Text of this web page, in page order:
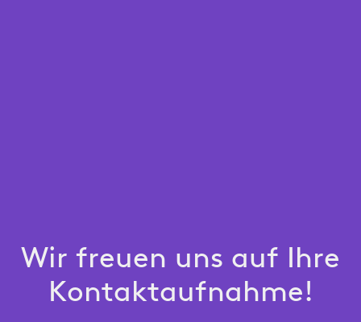
Wir freuen uns auf Ihre
Kontaktaufnahme!